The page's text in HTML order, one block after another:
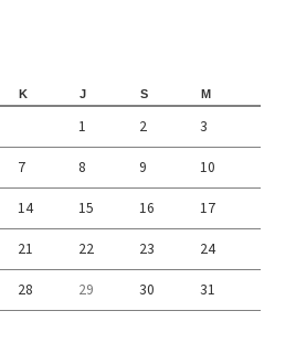
K J S M
1 2 3
7 8 9 10
14 15 16 17
21 22 23 24
28 29 30
31